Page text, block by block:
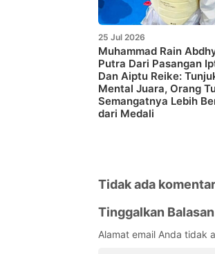
25 Jul 2026
Muhammad Rain
Putra Dari Pasangan
Dan Aiptu Reike:
Mental Juara, Orang
Semangatnya Lebih
dari Medali
Tidak ada komentar
Tinggalkan Balasan
Alamat email Anda tidak